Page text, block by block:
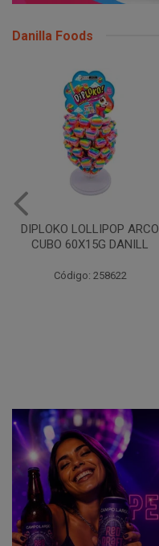
Danilla Foods
DIPLOKO LOLLIPOP ARCO
CUBO 60X15G DANILL
Código: 258622